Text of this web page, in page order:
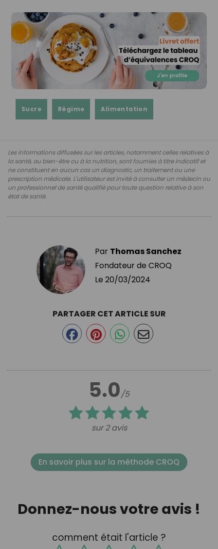
Sucre Régime Alimentation
Les informations diffusées sur les articles, notamment celles relatives à
la santé, au bien-être ou à la nutrition, sont fournies à titre indicatif et
ne constituent en aucun cas un diagnostic, un traitement ou une
prescription médicale. L'utilisateur est invité à consulter un médecin ou
un professionnel de santé qualifié pour toute question relative à son
état de santé.
Par Thomas Sanchez
Fondateur de CROQ
Le 20/03/2024
5.0/5
sur 2 avis
PARTAGER CET ARTICLE SUR
En savoir plus sur la méthode CROQ
Donnez-nous votre avis !
comment était l'article ?